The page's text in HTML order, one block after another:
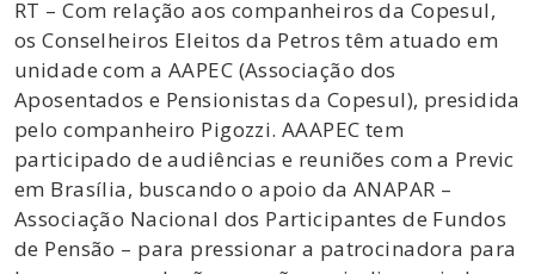
RT – Com relação aos companheiros da Copesul,
os Conselheiros Eleitos da Petros têm atuado em
unidade com a AAPEC (Associação dos
Aposentados e Pensionistas da Copesul), presidida
pelo companheiro Pigozzi. AAAPEC tem
participado de audiências e reuniões com a Previc
em Brasília, buscando o apoio da ANAPAR –
Associação Nacional dos Participantes de Fundos
de Pensão – para pressionar a patrocinadora para